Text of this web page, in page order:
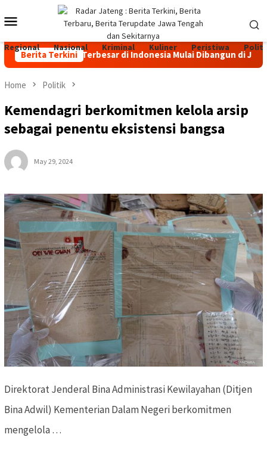
to
Mobile
Menu
Regional Nasional Kriminal Kuliner Peristiwa
Berita Terkini
Sapi Perah Terbesar di Indonesia Mulai Dibangun di Jateng,
Home Politik
Kemendagri berkomitmen kelola arsip
sebagai penentu eksistensi bangsa
May 29, 2024
Direktorat Jenderal Bina Administrasi Kewilayahan (Ditjen
Bina Adwil) Kementerian Dalam Negeri berkomitmen
mengelola …